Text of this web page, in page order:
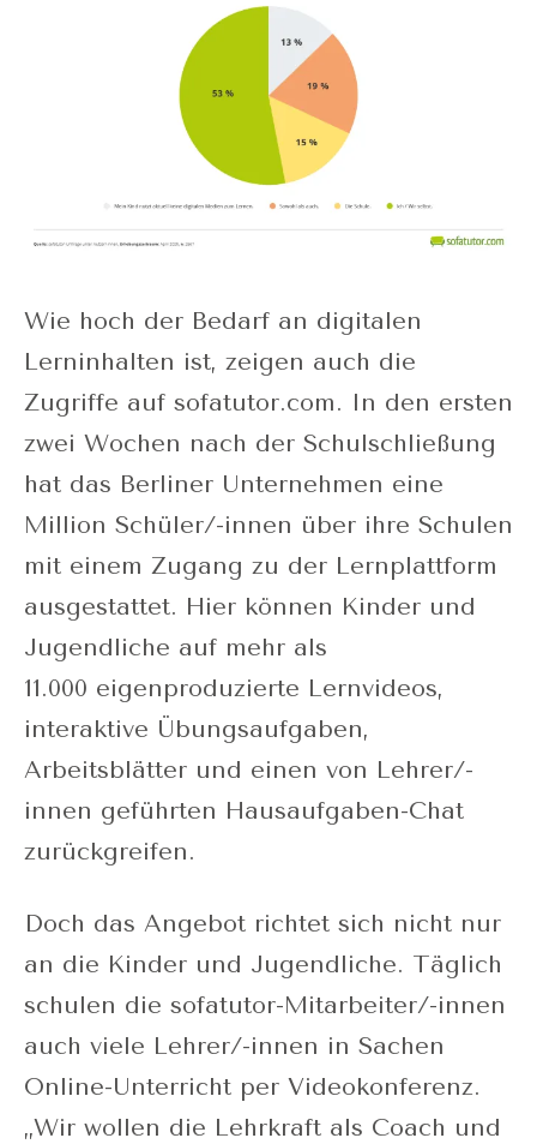
Wie hoch der Bedarf an digitalen
Lerninhalten ist, zeigen auch die
Zugriffe auf sofatutor.com. In den ersten
zwei Wochen nach der Schulschließung
hat das Berliner Unternehmen eine
Million Schüler/-innen über ihre Schulen
mit einem Zugang zu der Lernplattform
ausgestattet. Hier können Kinder und
Jugendliche auf mehr als
11.000 eigenproduzierte Lernvideos,
interaktive Übungsaufgaben,
Arbeitsblätter und einen von Lehrer/-
innen geführten Hausaufgaben-Chat
zurückgreifen.
Doch das Angebot richtet sich nicht nur
an die Kinder und Jugendliche. Täglich
schulen die sofatutor-Mitarbeiter/-innen
auch viele Lehrer/-innen in Sachen
Online-Unterricht per Videokonferenz.
„Wir wollen die Lehrkraft als Coach und